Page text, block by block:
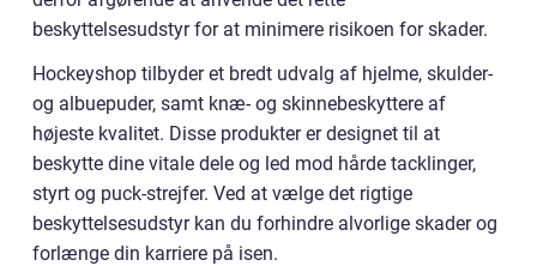
beskyttelsesudstyr for at minimere risikoen for skader.
Hockeyshop tilbyder et bredt udvalg af hjelme, skulder-
og albuepuder, samt knæ- og skinnebeskyttere af
højeste kvalitet. Disse produkter er designet til at
beskytte dine vitale dele og led mod hårde tacklinger,
styrt og puck-strejfer. Ved at vælge det rigtige
beskyttelsesudstyr kan du forhindre alvorlige skader og
forlænge din karriere på isen.